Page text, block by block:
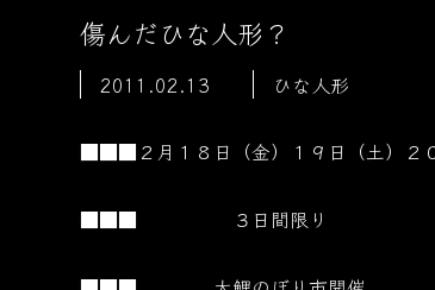
傷んだひな人形？
2011.02.13 ひな人形
■■■２月１８日（金）１９日（土）
■■■ ３日間限